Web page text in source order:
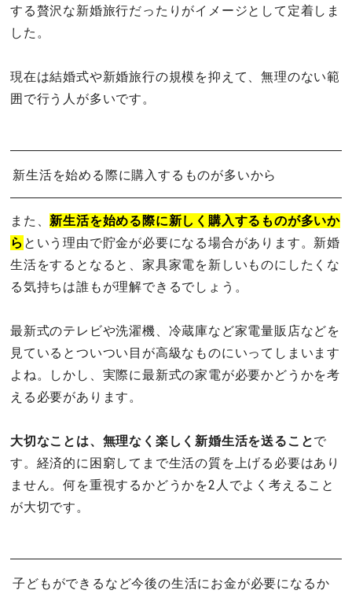
する贅沢な新婚旅行だったりがイメージとして定着しま
した。
現在は結婚式や新婚旅行の規模を抑えて、無理のない範
囲で行う人が多いです。
新生活を始める際に購入するものが多いから
また、新生活を始める際に新しく購入するものが多いか
ら という理由で貯金が必要になる場合があります。新婚
生活をするとなると、家具家電を新しいものにしたくな
る気持ちは誰もが理解できるでしょう。
最新式のテレビや洗濯機、冷蔵庫など家電量販店などを
見ているとついつい目が高級なものにいってしまいます
よね。しかし、実際に最新式の家電が必要かどうかを考
える必要があります。
大切なことは、無理なく楽しく新婚生活を送ることで
す。経済的に困窮してまで生活の質を上げる必要はあり
ません。何を重視するかどうかを2人でよく考えること
が大切です。
子どもができるなど今後の生活にお金が必要になるか